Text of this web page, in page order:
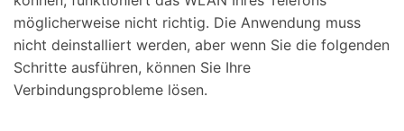
möglicherweise nicht richtig. Die Anwendung muss
nicht deinstalliert werden, aber wenn Sie die folgenden
Schritte ausführen, können Sie Ihre
Verbindungsprobleme lösen.